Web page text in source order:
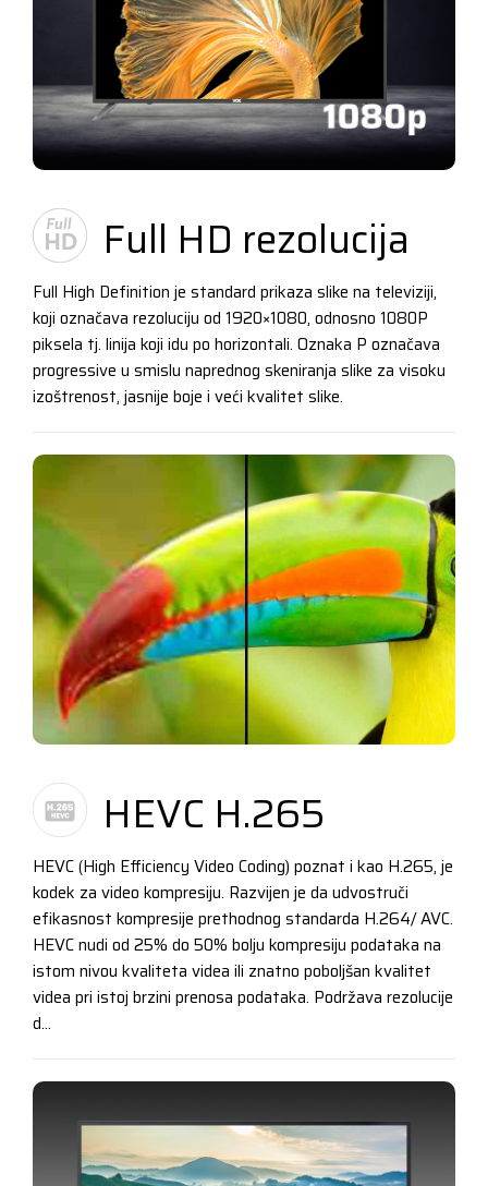
Full HD rezolucija
Full High Definition je standard prikaza slike na televiziji,
koji označava rezoluciju od 1920×1080, odnosno 1080P
piksela tj. linija koji idu po horizontali. Oznaka P označava
progressive u smislu naprednog skeniranja slike za visoku
izoštrenost, jasnije boje i veći kvalitet slike.
HEVC H.265
HEVC (High Efficiency Video Coding) poznat i kao H.265, je
kodek za video kompresiju. Razvijen je da udvostruči
efikasnost kompresije prethodnog standarda H.264/ AVC.
HEVC nudi od 25% do 50% bolju kompresiju podataka na
istom nivou kvaliteta videa ili znatno poboljšan kvalitet
videa pri istoj brzini prenosa podataka. Podržava rezolucije
d...